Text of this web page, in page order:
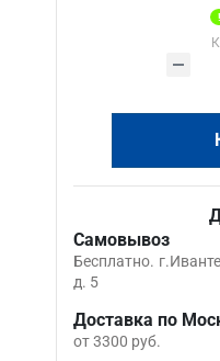
Самовывоз
Бесплатно.
д. 5
Доставка по
от 3300 руб.